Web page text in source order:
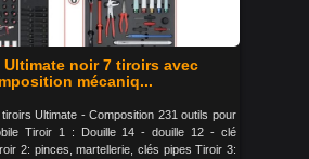
Ultimate noir 7 tiroirs avec
mécaniq...
Ultimate - Composition 231 outils pour
Tiroir 1 : Douille 14 - douille 12 - clé
2: pinces, martellerie, clés pipes Tiroir 3: